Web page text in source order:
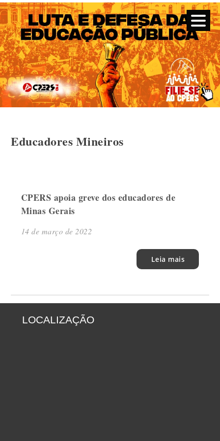
CPERS – Sindicato
CPERS – Sindicato dos Professores e Funcionários de escola
do Estado do Rio Grande do Sul
Educadores Mineiros
CPERS apoia greve dos educadores de
Minas Gerais
14 de março de 2022
Leia mais
LOCALIZAÇÃO